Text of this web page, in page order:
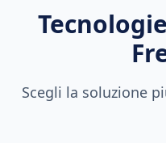
Scegli la soluzione